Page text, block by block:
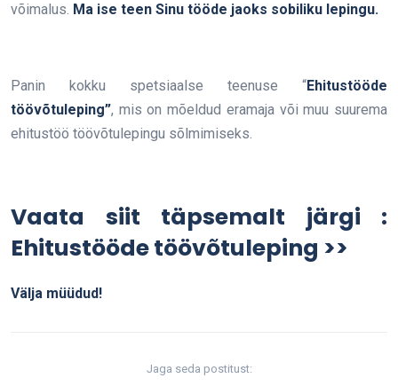
võimalus. Ma ise teen Sinu tööde jaoks sobiliku lepingu.
Panin kokku spetsiaalse teenuse “Ehitustööde
töövõtuleping”, mis on mõeldud eramaja või muu suurema
ehitustöö töövõtulepingu sõlmimiseks.
Vaata siit täpsemalt järgi :
Ehitustööde töövõtuleping >>
Välja müüdud!
Jaga seda postitust: